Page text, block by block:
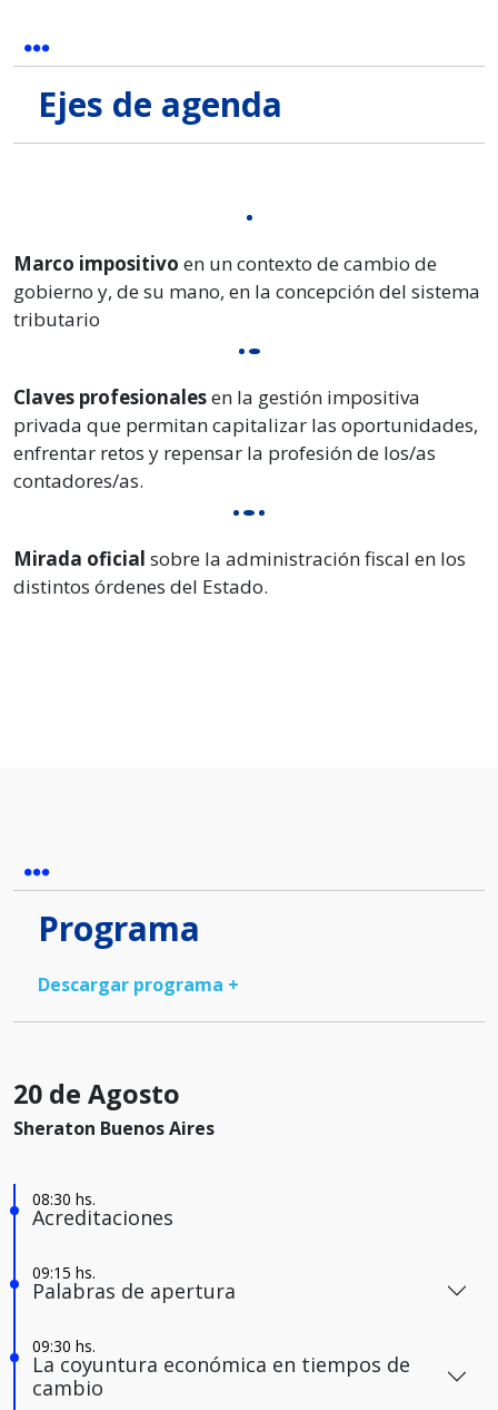
Ejes de agenda
Marco impositivo en un contexto de cambio de
gobierno y, de su mano, en la concepción del sistema
tributario
Claves profesionalesen la gestión impositiva
privada que permitan capitalizar las oportunidades,
enfrentar retos y repensar la profesión de los/as
contadores/as.
Mirada oficial sobre la administración fiscal en los
distintos órdenes del Estado.
Programa
Descargar programa +
20 de Agosto
Sheraton Buenos Aires
Acreditaciones
Palabras de apertura
La coyuntura económica en tiempos de
cambio